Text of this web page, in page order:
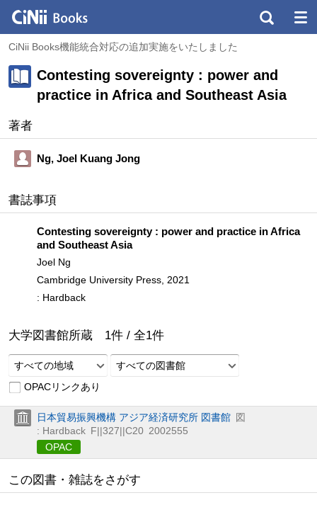
CiNii Books機能統合対応の追加実施をいたしました
Contesting sovereignty : power and
practice in Africa and Southeast Asia
著者
Ng, Joel Kuang Jong
書誌事項
Contesting sovereignty : power and practice in Africa
and Southeast Asia
Joel Ng
Cambridge University Press, 2021
: Hardback
大学図書館所蔵 1件 / 全1件
すべての地域
すべての図書館
OPACリンクあり
日本貿易振興機構 アジア経済研究所 図書館 図
: Hardback F||327||C20 2002555
OPAC
この図書・雑誌をさがす